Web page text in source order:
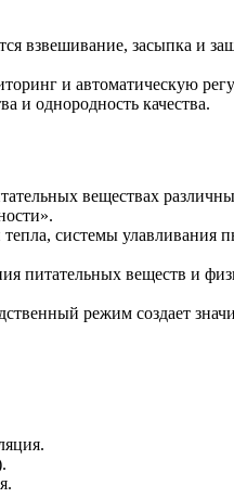
взвешивание, засыпка и
и автоматическую
и однородность качества.
веществах
системы
питательных веществ и
режим создает